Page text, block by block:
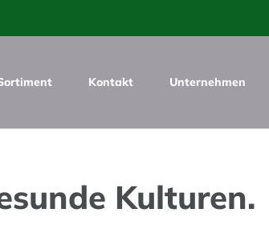
Kontakt Unternehmen
Kulturen.